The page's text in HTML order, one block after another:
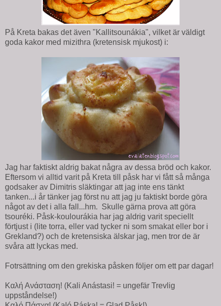
På Kreta bakas det även "Kallitsounákia", vilket är väldigt
goda kakor med mizithra (kretensisk mjukost) i:
Jag har faktiskt aldrig bakat några av dessa bröd och kakor.
Eftersom vi alltid varit på Kreta till påsk har vi fått så många
godsaker av Dimitris släktingar att jag inte ens tänkt
tanken...i år tänker jag först nu att jag ju faktiskt borde göra
något av det i alla fall...hm. Skulle gärna prova att göra
tsouréki. Påsk-koulourákia har jag aldrig varit speciellt
förtjust i (lite torra, eller vad tycker ni som smakat eller bor i
Grekland?) och de kretensiska älskar jag, men tror de är
svåra att lyckas med.
Fotrsättning om den grekiska påsken följer om ett par dagar!
Καλή Ανάσταση! (Kali Anástasi! = ungefär Trevlig
uppståndelse!)